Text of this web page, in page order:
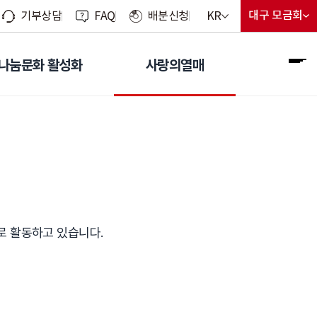
기부상담 FAQ 배분신청 언어 선택 메뉴 열기
현재 선택된 언어
KR 지회 선
현재 선
대구 모금회
눔문화 활성화 사랑의열매
활동하고 있습니다.